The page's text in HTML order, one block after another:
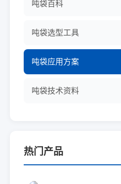
吨袋百科
吨袋选型工具
吨袋应用方案
吨袋技术资料
热门产品